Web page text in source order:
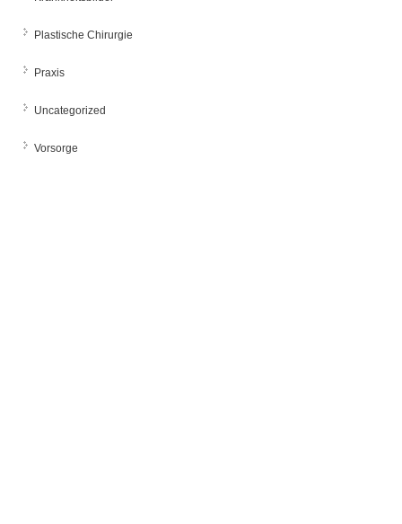
Plastische Chirurgie
Praxis
Uncategorized
Vorsorge